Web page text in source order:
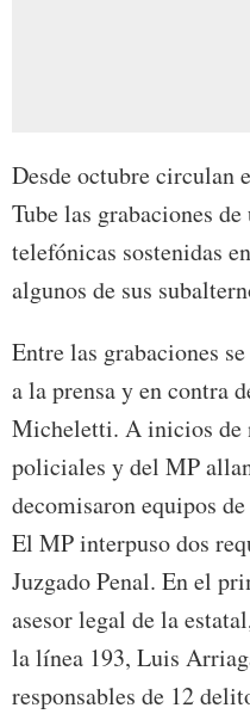
Desde octubre circulan
Tube las grabaciones
telefónicas sostenidas
algunos de sus
Entre las grabaciones
a la prensa y en contra
Micheletti. A inicios de
policiales y del MP
decomisaron equipos
El MP interpuso dos
Juzgado Penal. En el
asesor legal de la
la línea 193, Luis
responsables de 12